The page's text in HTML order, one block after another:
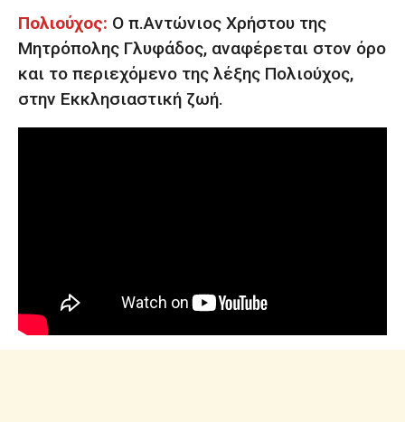
Πολιούχος: Ο π.Αντώνιος Χρήστου της
Μητρόπολης Γλυφάδος, αναφέρεται στον όρο
και το περιεχόμενο της λέξης Πολιούχος,
στην Εκκλησιαστική ζωή.